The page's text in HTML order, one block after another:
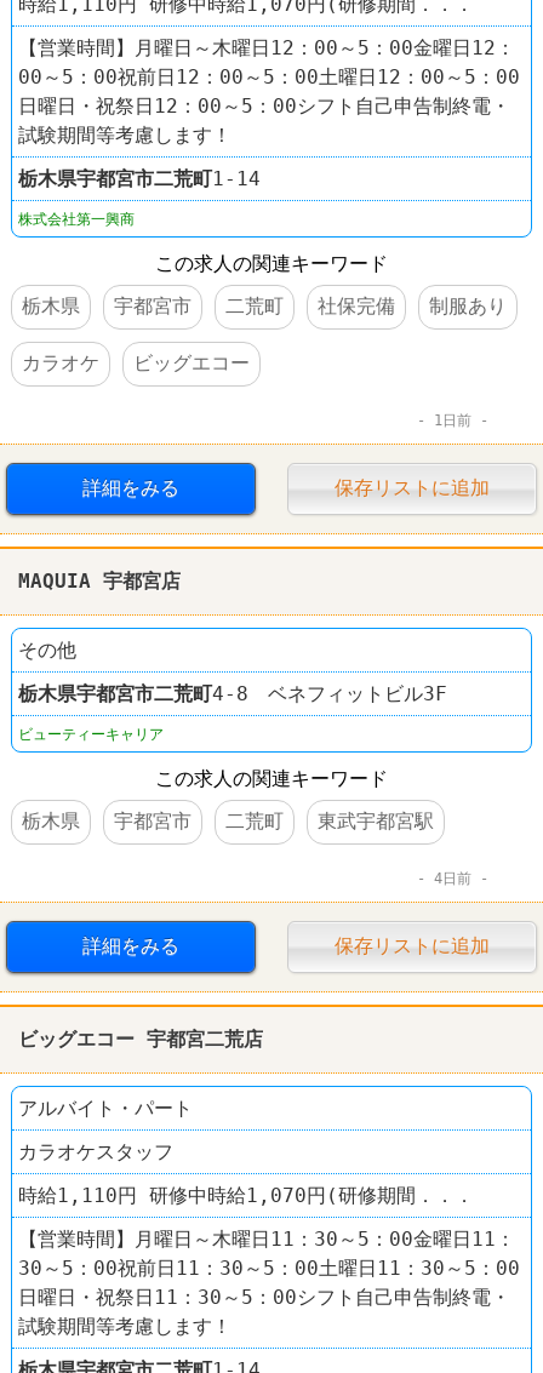
【営業時間】月曜日～木曜日12：00～5：00金曜日12：
00～5：00祝前日12：00～5：00土曜日12：00～5：00
日曜日・祝祭日12：00～5：00シフト自己申告制終電・
試験期間等考慮します！
栃木県宇都宮市二荒町1-14
株式会社第一興商
この求人の関連キーワード
栃木県
宇都宮市 二荒町 社保完備 制服あり
カラオケ ビッグエコー
1日前
詳細をみる 保存リストに追加
MAQUIA 宇都宮店
その他
栃木県宇都宮市二荒町4-8 ベネフィットビル3F
ビューティーキャリア
この求人の関連キーワード
栃木県
宇都宮市 二荒町 東武宇都宮駅
4日前
詳細をみる 保存リストに追加
ビッグエコー 宇都宮二荒店
アルバイト・パート
カラオケスタッフ
時給1,110円 研修中時給1,070円(研修期間．．．
【営業時間】月曜日～木曜日11：30～5：00金曜日11：
30～5：00祝前日11：30～5：00土曜日11：30～5：00
日曜日・祝祭日11：30～5：00シフト自己申告制終電・
試験期間等考慮します！